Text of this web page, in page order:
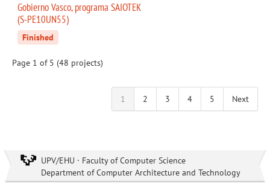
Gobierno Vasco, programa SAIOTEK
(S-PE10UN55)
Finished
Page 1 of 5 (48 projects)
1 2 3 4 5 Next
UPV/EHU · Faculty of Computer Science
Department of Computer Architecture and Technology